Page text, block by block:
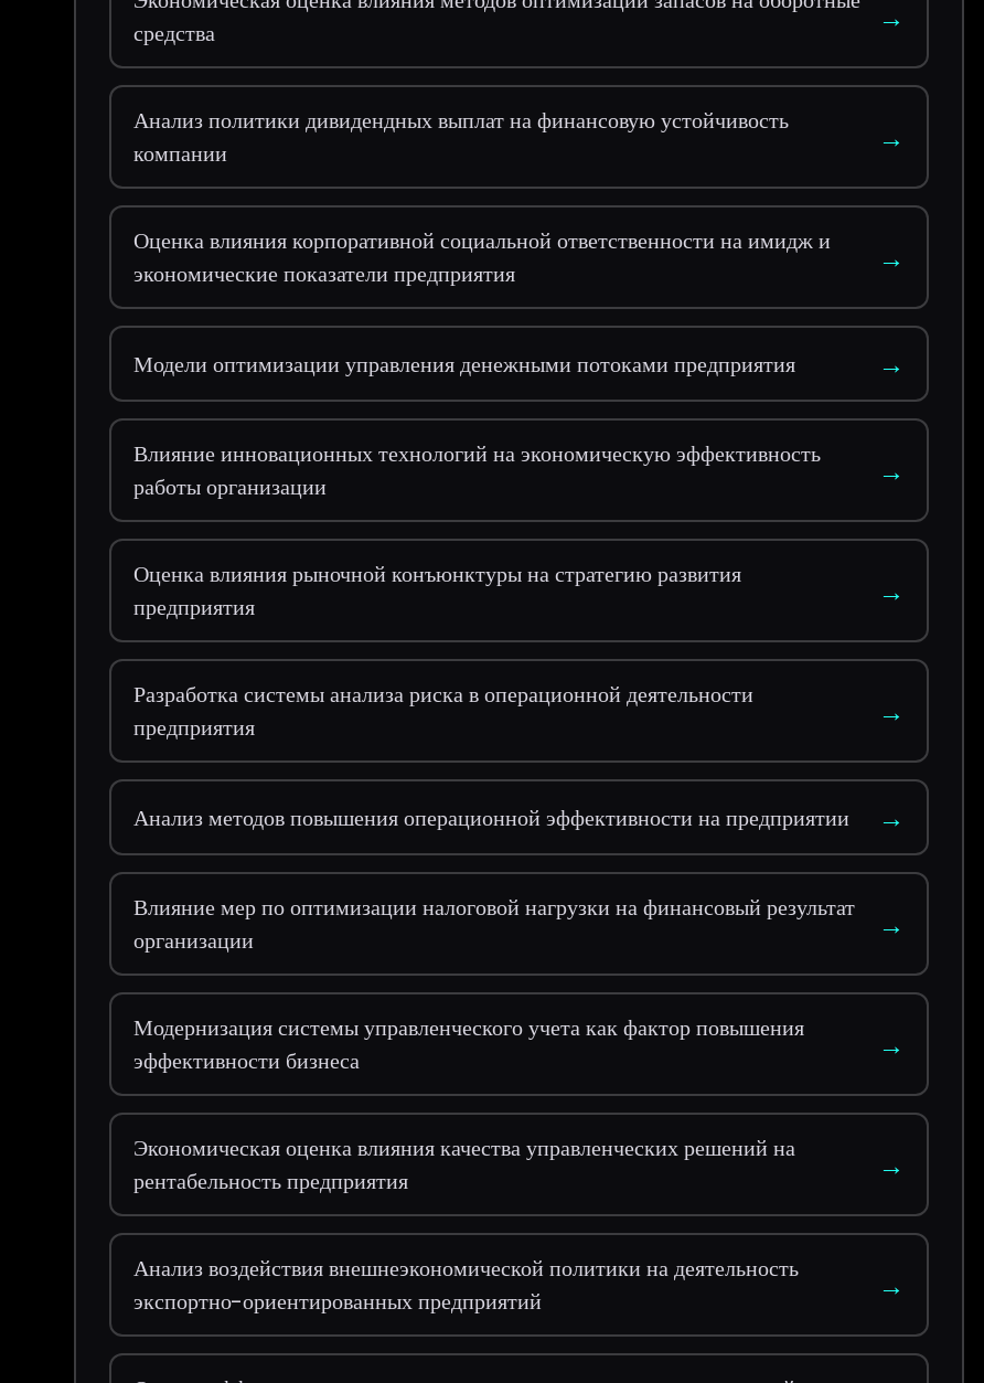
средства
→
Анализ политики дивидендных выплат на финансовую устойчивость
компании
→
Оценка влияния корпоративной социальной ответственности на имидж и
экономические показатели предприятия
→
Модели оптимизации управления денежными потоками предприятия →
Влияние инновационных технологий на экономическую эффективность
работы организации
→
Оценка влияния рыночной конъюнктуры на стратегию развития
предприятия
→
Разработка системы анализа риска в операционной деятельности
предприятия
→
Анализ методов повышения операционной эффективности на предприятии →
Влияние мер по оптимизации налоговой нагрузки на финансовый результат
организации
→
Модернизация системы управленческого учета как фактор повышения
эффективности бизнеса
→
Экономическая оценка влияния качества управленческих решений на
рентабельность предприятия
→
Анализ воздействия внешнеэкономической политики на деятельность
экспортно-ориентированных предприятий
→